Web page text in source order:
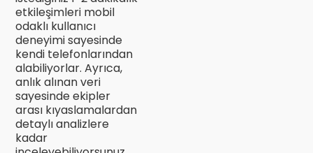
etkileşimleri mobil
odaklı kullanıcı
deneyimi sayesinde
kendi telefonlarından
alabiliyorlar. Ayrıca,
anlık alınan veri
sayesinde ekipler
arası kıyaslamalardan
detaylı analizlere
kadar